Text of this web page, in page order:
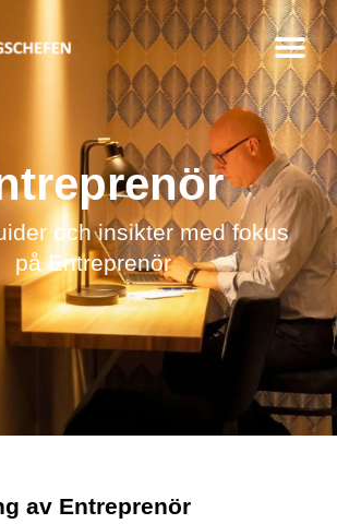
och insikter med fokus
på Entreprenör
av Entreprenör